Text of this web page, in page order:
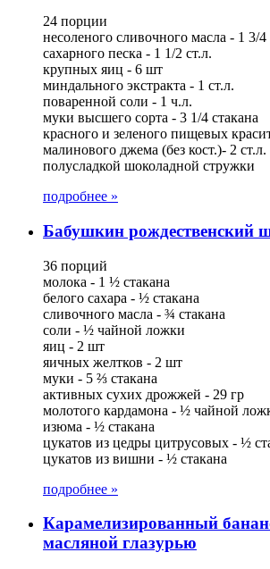
24 порции
несоленого сливочного масла - 1 3/4
сахарного песка - 1 1/2 ст.л.
крупных яиц - 6 шт
миндального экстракта - 1 ст.л.
поваренной соли - 1 ч.л.
муки высшего сорта - 3 1/4 стакана
красного и зеленого пищевых
малинового джема (без кост.)- 2 ст.л.
полусладкой шоколадной стружки
подробнее »
Бабушкин рождественский
36 порций
молока - 1 ½ стакана
белого сахара - ½ стакана
сливочного масла - ¾ стакана
соли - ½ чайной ложки
яиц - 2 шт
яичных желтков - 2 шт
муки - 5 ⅔ стакана
активных сухих дрожжей - 29 гр
молотого кардамона - ½ чайной
изюма - ½ стакана
цукатов из цедры цитрусовых - ½
цукатов из вишни - ½ стакана
подробнее »
Карамелизированный
масляной глазурью